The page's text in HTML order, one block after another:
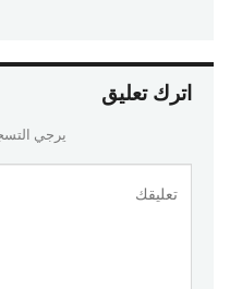
اترك تعليق
يرجي